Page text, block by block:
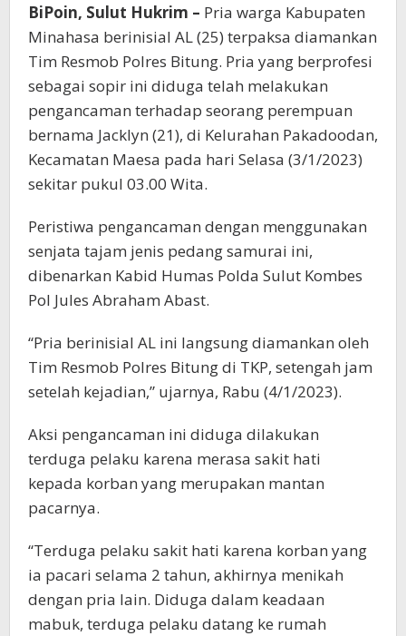
BiPoin, Sulut Hukrim – Pria warga Kabupaten
Minahasa berinisial AL (25) terpaksa diamankan
Tim Resmob Polres Bitung. Pria yang berprofesi
sebagai sopir ini diduga telah melakukan
pengancaman terhadap seorang perempuan
bernama Jacklyn (21), di Kelurahan Pakadoodan,
Kecamatan Maesa pada hari Selasa (3/1/2023)
sekitar pukul 03.00 Wita.
Peristiwa pengancaman dengan menggunakan
senjata tajam jenis pedang samurai ini,
dibenarkan Kabid Humas Polda Sulut Kombes
Pol Jules Abraham Abast.
“Pria berinisial AL ini langsung diamankan oleh
Tim Resmob Polres Bitung di TKP, setengah jam
setelah kejadian,” ujarnya, Rabu (4/1/2023).
Aksi pengancaman ini diduga dilakukan
terduga pelaku karena merasa sakit hati
kepada korban yang merupakan mantan
pacarnya.
“Terduga pelaku sakit hati karena korban yang
ia pacari selama 2 tahun, akhirnya menikah
dengan pria lain. Diduga dalam keadaan
mabuk, terduga pelaku datang ke rumah